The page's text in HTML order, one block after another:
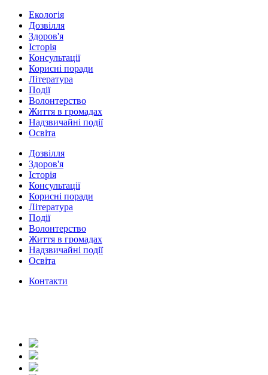
Екологія
Дозвілля
Здоров'я
Історія
Консультації
Корисні поради
Література
Події
Волонтерство
Життя в громадах
Надзвичайні події
Освіта
Дозвілля
Здоров'я
Історія
Консультації
Корисні поради
Література
Події
Волонтерство
Життя в громадах
Надзвичайні події
Освіта
Контакти